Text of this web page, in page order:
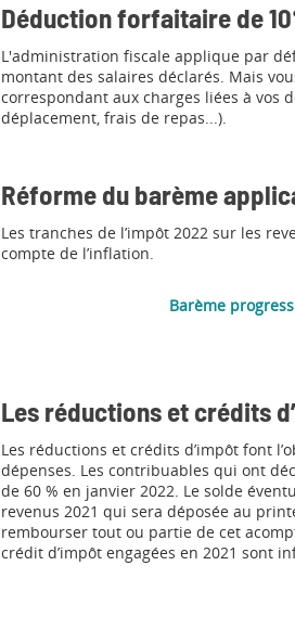
Déduction forfaitaire de
L'administration fiscale applique par
montant des salaires déclarés. Mais
correspondant aux charges liées à vos
déplacement, frais de repas...).
Réforme du barème
Les tranches de l’impôt 2022 sur les
compte de l’inflation.
Barème
Les réductions et crédits
Les réductions et crédits d’impôt font
dépenses. Les contribuables qui ont
de 60 % en janvier 2022. Le solde
revenus 2021 qui sera déposée au
rembourser tout ou partie de cet
crédit d’impôt engagées en 2021 sont